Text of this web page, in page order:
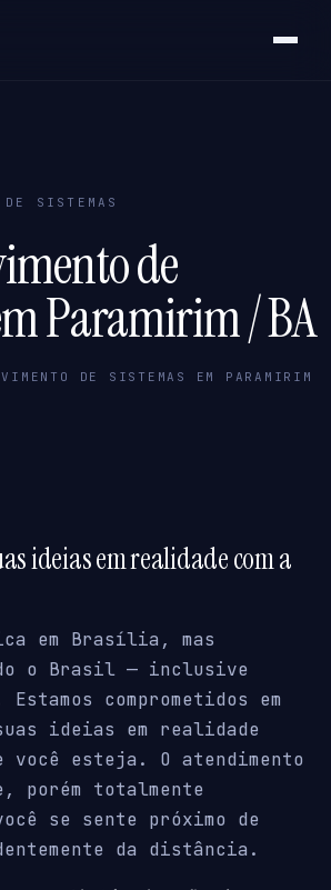
DE SISTEMAS
de
Paramirim / BA
DE SISTEMAS EM PARAMIRIM
ideias em realidade com a
em Brasília, mas
o Brasil — inclusive
Estamos comprometidos em
ideias em realidade
você esteja. O atendimento
porém totalmente
se sente próximo de
da distância.